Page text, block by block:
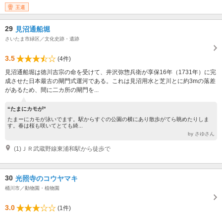
王道
29 見沼通船堀
さいたま市緑区／文化史跡・遺跡
3.5
(4件)
見沼通船堀は徳川吉宗の命を受けて、井沢弥惣兵衛が享保16年（1731年）に完
成させた日本最古の閘門式運河である。これは見沼用水と芝川とに約3mの落差
があるため、間に二カ所の閘門を...
“たまにカモが”
たまーにカモが泳いでます。駅からすぐの公園の横にあり散歩がてら眺めたりしま
す。春は桜も咲いてとても綺...
by さゆさん
(1)ＪＲ武蔵野線東浦和駅から徒歩で
30 光照寺のコウヤマキ
桶川市／動物園・植物園
3.0
(1件)